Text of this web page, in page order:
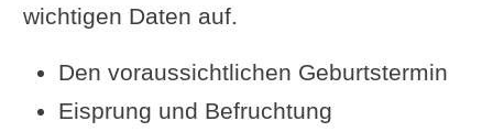
wichtigen Daten auf.
Den voraussichtlichen Geburtstermin
Eisprung und Befruchtung